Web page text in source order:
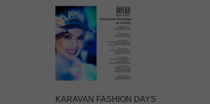
KARAVAN FASHION DAYS